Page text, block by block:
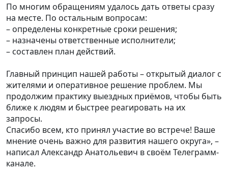
По многим обращениям удалось дать ответы сразу
на месте. По остальным вопросам:
– определены конкретные сроки решения;
– назначены ответственные исполнители;
– составлен план действий.
Главный принцип нашей работы – открытый диалог с
жителями и оперативное решение проблем. Мы
продолжим практику выездных приёмов, чтобы быть
ближе к людям и быстрее реагировать на их
запросы.
Спасибо всем, кто принял участие во встрече! Ваше
мнение очень важно для развития нашего округа», –
написал Александр Анатольевич в своём Телеграмм-
канале.